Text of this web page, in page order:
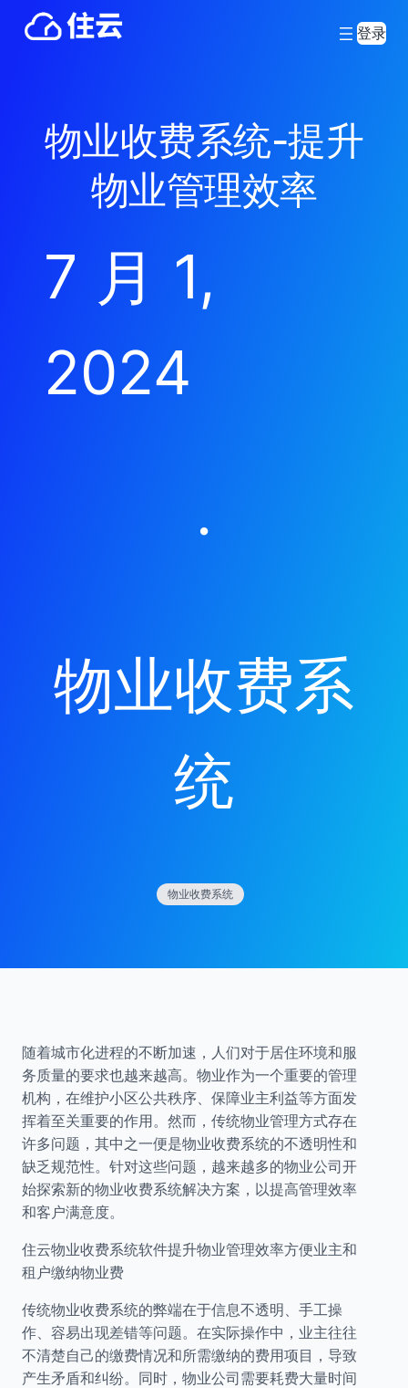
登录
物业收费系统-提升
物业管理效率
7 月 1,
2024
·
物业收费系
统
物业收费系统
随着城市化进程的不断加速，人们对于居住环境和服
务质量的要求也越来越高。物业作为一个重要的管理
机构，在维护小区公共秩序、保障业主利益等方面发
挥着至关重要的作用。然而，传统物业管理方式存在
许多问题，其中之一便是物业收费系统的不透明性和
缺乏规范性。针对这些问题，越来越多的物业公司开
始探索新的物业收费系统解决方案，以提高管理效率
和客户满意度。
住云物业收费系统软件提升物业管理效率方便业主和
租户缴纳物业费
传统物业收费系统的弊端在于信息不透明、手工操
作、容易出现差错等问题。在实际操作中，业主往往
不清楚自己的缴费情况和所需缴纳的费用项目，导致
产生矛盾和纠纷。同时，物业公司需要耗费大量时间